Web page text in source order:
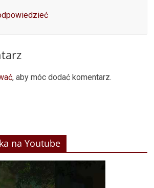
, aby móc dodać komentarz.
na Youtube